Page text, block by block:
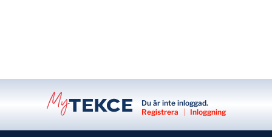
Du är inte inloggad.
Registrera
| Inloggning